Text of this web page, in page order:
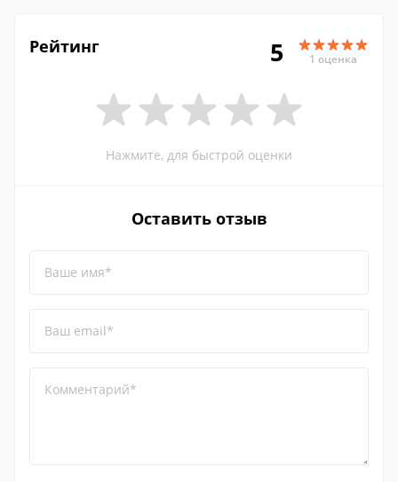
Рейтинг 5 1 оценка
Нажмите, для быстрой оценки
Оставить отзыв
Ваше имя*
Ваш email*
Комментарий*